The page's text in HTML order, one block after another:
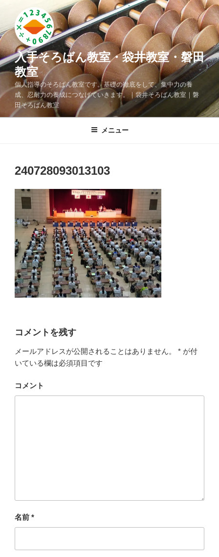
テ
ン
ツ
へ
ス
ッ
入手そろばん教室・袋井教室・磐田
教室
個人指導のそろばん教室です。基礎の徹底をして、集中力の養
成、忍耐力の養成につなげていきます。｜袋井そろばん教室｜磐
田そろばん教室
メニュー
240728093013103
コメントを残す
メールアドレスが公開されることはありません。 * が付
いている欄は必須項目です
コメント
名前 *